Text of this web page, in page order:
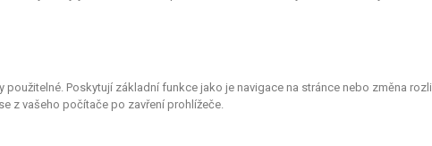
Poskytují základní funkce jako je navigace na stránce nebo změna
z vašeho počítače po zavření prohlížeče.